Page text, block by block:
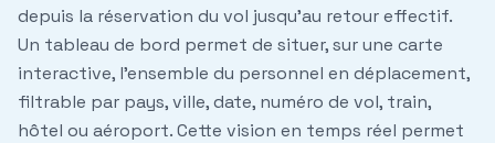
depuis la réservation du vol jusqu'au retour effectif.
Un tableau de bord permet de situer, sur une carte
interactive, l'ensemble du personnel en déplacement,
filtrable par pays, ville, date, numéro de vol, train,
hôtel ou aéroport. Cette vision en temps réel permet